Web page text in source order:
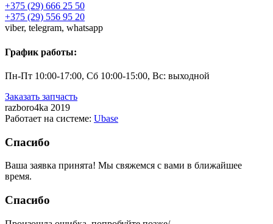
+375 (29) 666 25 50
+375 (29) 556 95 20
viber, telegram, whatsapp
График работы:
Пн-Пт 10:00-17:00, Сб 10:00-15:00, Вс: выходной
Заказать запчасть
razboro4ka 2019
Работает на системе: Ubase
Спасибо
Ваша заявка принята! Мы свяжемся с вами в ближайшее
время.
Спасибо